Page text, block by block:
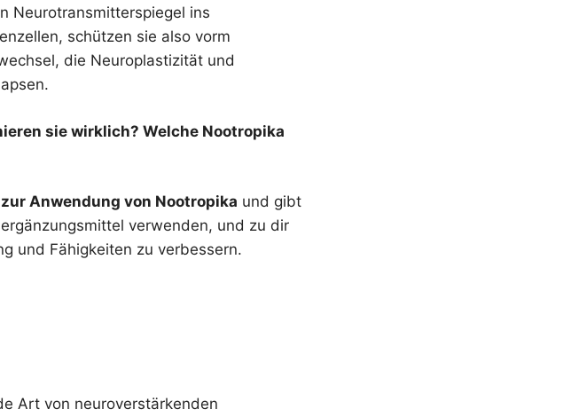
Neurotransmitterspiegel ins
schützen sie also vorm
die Neuroplastizität und
sie wirklich? Welche Nootropika
Anwendung von Nootropika und gibt
verwenden, und zu dir
und Fähigkeiten zu verbessern.
Art von neuroverstärkenden